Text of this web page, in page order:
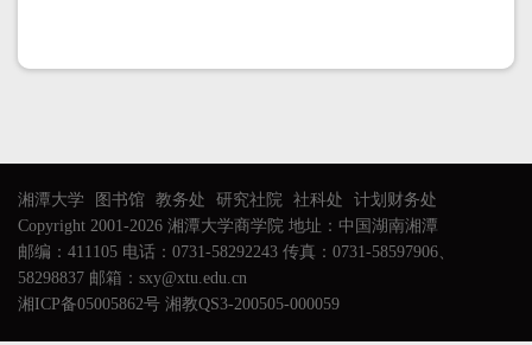
湘潭大学 图书馆 教务处 研究社院 社科处
计划财务处
Copyright 2001-2026 湘潭大学商学院 地址：中国湖南湘潭
邮编：411105 电话：0731-58292243 传真：0731-58597906、
58298837 邮箱：sxy@xtu.edu.cn
湘ICP备05005862号 湘教QS3-200505-000059